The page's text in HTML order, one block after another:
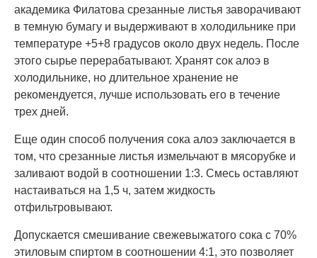
академика Филатова срезанные листья заворачивают
в темную бумагу и выдерживают в холодильнике при
температуре +5+8 градусов около двух недель. После
этого сырье перерабатывают. Хранят сок алоэ в
холодильнике, но длительное хранение не
рекомендуется, лучше использовать его в течение
трех дней.
Еще один способ получения сока алоэ заключается в
том, что срезанные листья измельчают в мясорубке и
заливают водой в соотношении 1:3. Смесь оставляют
настаиваться на 1,5 ч, затем жидкость
отфильтровывают.
Допускается смешивание свежевыжатого сока с 70%
этиловым спиртом в соотношении 4:1, это позволяет